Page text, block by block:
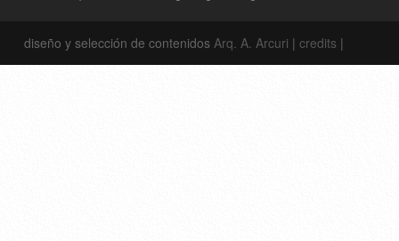
diseño y selección de contenidos Arq. A. Arcuri | credits |